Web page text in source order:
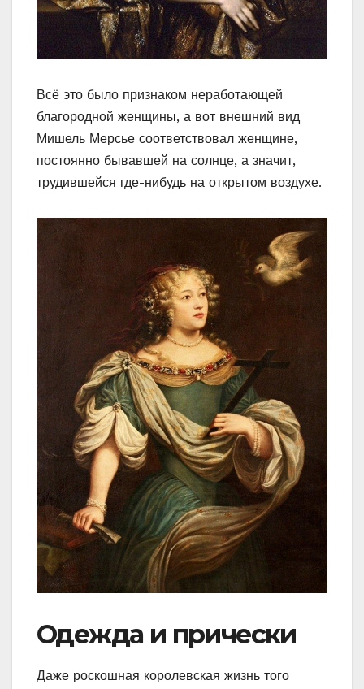
Всё это было признаком неработающей
благородной женщины, а вот внешний вид
Мишель Мерсье соответствовал женщине,
постоянно бывавшей на солнце, а значит,
трудившейся где-нибудь на открытом воздухе.
Одежда и прически
Даже роскошная королевская жизнь того